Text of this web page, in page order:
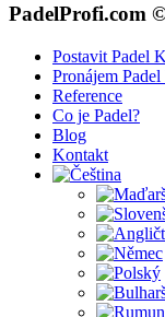
PadelProfi.com
Postavit Padel
Pronájem
Reference
Co je Padel?
Blog
Kontakt